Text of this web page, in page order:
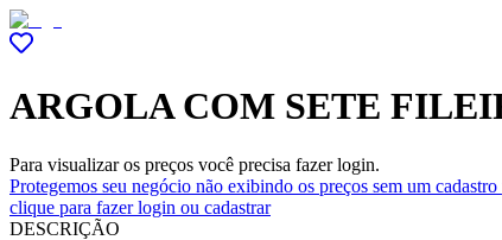
ARGOLA COM SETE
Para visualizar os preços você precisa fazer login.
Protegemos seu negócio não exibindo os preços sem um
clique para fazer login ou cadastrar
DESCRIÇÃO